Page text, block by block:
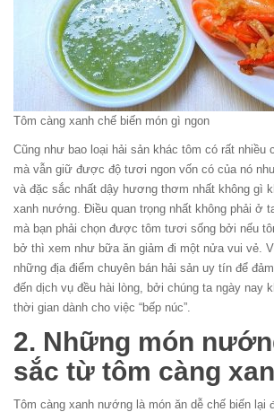
Tôm càng xanh chế biến món gì ngon
Cũng như bao loại hải sản khác tôm có rất nhiều
mà vẫn giữ được độ tươi ngon vốn có của nó
và đặc sắc nhất dậy hương thơm nhất không gì
xanh nướng. Điều quan trọng nhất không phải ở
mà bạn phải chọn được tôm tươi sống bởi nếu
bở thì xem như bữa ăn giảm đi một nửa vui vẻ.
những địa điểm chuyên bán hải sản uy tín để
đến dịch vụ đều hài lòng, bởi chúng ta ngày nay
thời gian dành cho việc “bếp núc”.
2. Những món
sắc từ tôm càng
Tôm càng xanh nướng là món ăn dễ chế biến